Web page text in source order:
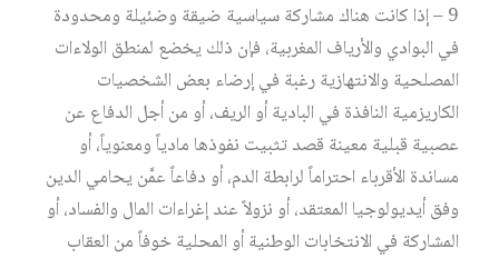
9 – إذا كانت هناك مشاركة سياسية ضيقة وضئيلة ومحدودة
في البوادي والأرياف المغربية، فإن ذلك يخضع لمنطق الولاءات
المصلحية والانتهازية رغبة في إرضاء بعض الشخصيات
الكاريزمية النافذة في البادية أو الريف، أو من أجل الدفاع عن
عصبية قبلية معينة قصد تثبيت نفوذها مادياً ومعنوياً، أو
مساندة الأقرباء احتراماً لرابطة الدم، أو دفاعاً عمَّن يحامي الدين
وفق أيديولوجيا المعتقد، أو نزولاً عند إغراءات المال والفساد، أو
المشاركة في الانتخابات الوطنية أو المحلية خوفاً من العقاب